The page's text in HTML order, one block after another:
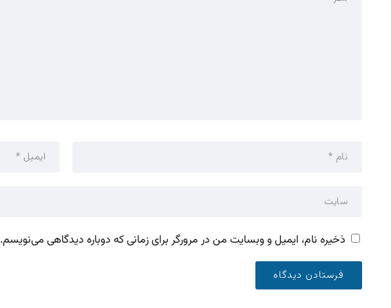
ذخیره نام، ایمیل و وبسایت من در مرورگر برای زمانی که دوباره دیدگاهی می‌نویسم.